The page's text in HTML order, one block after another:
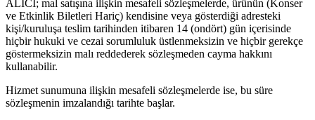
ALICI; mal satışına ilişkin mesafeli sözleşmelerde, ürünün (Konser
ve Etkinlik Biletleri Hariç) kendisine veya gösterdiği adresteki
kişi/kuruluşa teslim tarihinden itibaren 14 (ondört) gün içerisinde
hiçbir hukuki ve cezai sorumluluk üstlenmeksizin ve hiçbir gerekçe
göstermeksizin malı reddederek sözleşmeden cayma hakkını
kullanabilir.
Hizmet sunumuna ilişkin mesafeli sözleşmelerde ise, bu süre
sözleşmenin imzalandığı tarihte başlar.